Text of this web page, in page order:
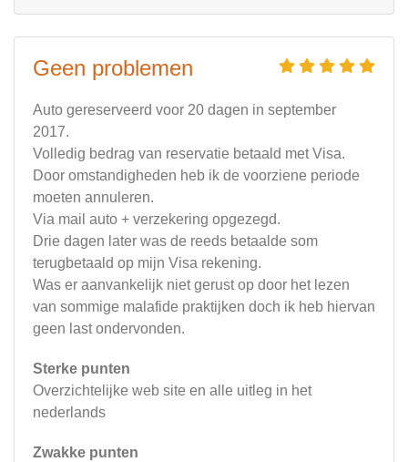
Geen problemen
Auto gereserveerd voor 20 dagen in september
2017.
Volledig bedrag van reservatie betaald met Visa.
Door omstandigheden heb ik de voorziene periode
moeten annuleren.
Via mail auto + verzekering opgezegd.
Drie dagen later was de reeds betaalde som
terugbetaald op mijn Visa rekening.
Was er aanvankelijk niet gerust op door het lezen
van sommige malafide praktijken doch ik heb hiervan
geen last ondervonden.
Sterke punten
Overzichtelijke web site en alle uitleg in het
nederlands
Zwakke punten